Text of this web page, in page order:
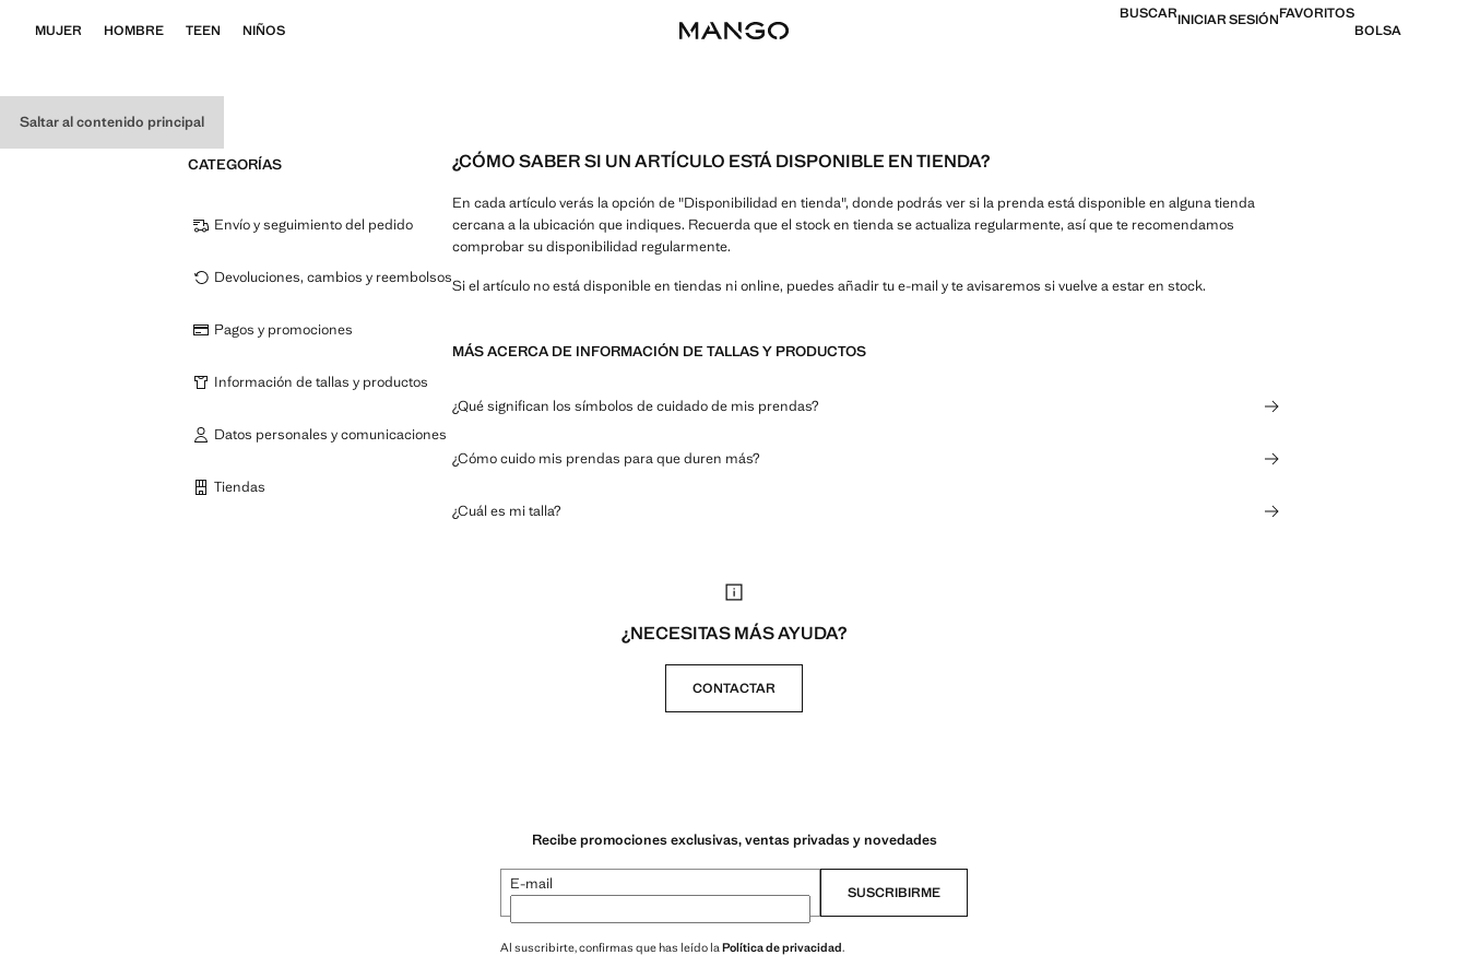
Saltar al contenido principal
MUJER HOMBRE TEEN NIÑOS
BUSCARINICIAR SESIÓNFAVORITOS
BOLSA
¿CÓMO SABER SI UN ARTÍCULO ESTÁ DISPONIBLE EN TIENDA?
En cada artículo verás la opción de "Disponibilidad en tienda", donde podrás ver si la prenda está disponible en alguna tienda
cercana a la ubicación que indiques. Recuerda que el stock en tienda se actualiza regularmente, así que te recomendamos
comprobar su disponibilidad regularmente.
Si el artículo no está disponible en tiendas ni online, puedes añadir tu e-mail y te avisaremos si vuelve a estar en stock.
MÁS ACERCA DE INFORMACIÓN DE TALLAS Y PRODUCTOS
¿Qué significan los símbolos de cuidado de mis prendas?
¿Cómo cuido mis prendas para que duren más?
¿Cuál es mi talla?
CATEGORÍAS
Envío y seguimiento del pedido
Devoluciones, cambios y reembolsos
Pagos y promociones
Información de tallas y productos
Datos personales y comunicaciones
Tiendas
¿NECESITAS MÁS AYUDA?
CONTACTAR
Recibe promociones exclusivas, ventas privadas y novedades
E-mail SUSCRIBIRME
Al suscribirte, confirmas que has leído la Política de privacidad.